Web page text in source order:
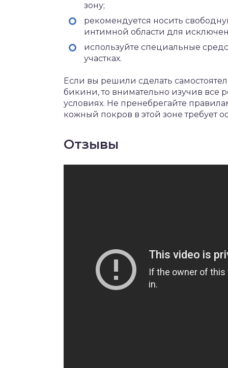
зону;
рекомендуется носить
интимной области для
используйте специальные
участках.
Если вы решили сделать
бикини, то внимательно изучив все
условиях. Не пренебрегайте
кожный покров в этой зоне требует
Отзывы